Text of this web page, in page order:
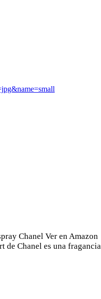
Chanel Ver en Amazon
de Chanel es una fragancia